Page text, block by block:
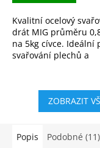
Kvalitní ocelový
drát MIG průměru
na 5kg cívce. Ideální
svařování plechů a
nebo argonu.
ZOBRAZIT
Popis Podobné (11)